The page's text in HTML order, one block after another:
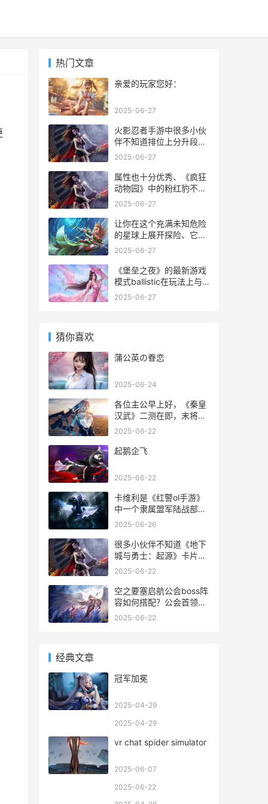
热门文章
亲爱的玩家您好：
2025-06-27
火影忍者手游中很多小伙
伴不知道排位上分升段位
技巧，也不知道排位如何
家了解一下火影忍者手游
新版本排位上分攻略;
2025-06-27
属性也十分优秀、《疯狂
动物园》中的粉红豹不仅
颜值超高。但又不是那么
是很多玩家的梦想。同时
分享粉红豹的全部属性，
教你掌握粉红豹的抓捕技
巧“粉红豹专家”。
2025-06-27
让你在这个充满未知危险
的星球上展开探险、它将
你带入到异星世界中，
一款全新的策略游戏。就
是面对感染决战，而其中
家都必须面对的挑战，如
2025-06-27
《堡垒之夜》的最新游戏
模式ballistic在玩法上与
《无畏契约》或
整游戏
2025-06-27
猜你喜欢
蒲公英の眷恋
2025-06-24
各位主公早上好，《秦皇
汉武》二测在即，末将特
意为各位主公带来了开荒
只征能够轻松起步，拜将
投入，但达成之后非常强
力，可以横扫前期的大部
分
2025-06-22
起鹅企飞
2025-06-22
卡维利是《红警ol手游》
中一个隶属盟军陆战部队
的ss级英雄，英雄拥有高
一个战争型英雄。下面让
我们来看看卡维利英雄的
2025-06-26
很多小伙伴不知道《地下
城与勇士：起源》卡片怎
么变成宝珠，其实有两种
技能，另一种是宝珠融合
装饰，这里给大家带来了
看看这篇《地下城与勇
2025-06-22
空之要塞启航公会boss阵
容如何搭配？公会首领挑
战共有三只boss，分别是
伴们一起来看
2025-06-22
经典文章
冠军加冕
2025-04-29
2025-04-29
vr chat spider simulator
2025-06-07
2025-06-22